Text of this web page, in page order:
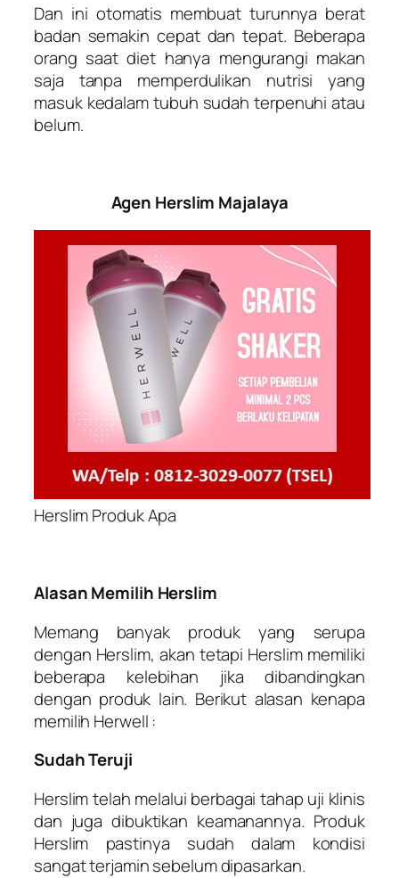
Dan ini otomatis membuat turunnya berat
badan semakin cepat dan tepat. Beberapa
orang saat diet hanya mengurangi makan
saja tanpa memperdulikan nutrisi yang
masuk kedalam tubuh sudah terpenuhi atau
belum.
Agen Herslim Majalaya
Herslim Produk Apa
Alasan Memilih Herslim
Memang banyak produk yang serupa
dengan Herslim, akan tetapi Herslim memiliki
beberapa kelebihan jika dibandingkan
dengan produk lain. Berikut alasan kenapa
memilih Herwell :
Sudah Teruji
Herslim telah melalui berbagai tahap uji klinis
dan juga dibuktikan keamanannya. Produk
Herslim pastinya sudah dalam kondisi
sangat terjamin sebelum dipasarkan.